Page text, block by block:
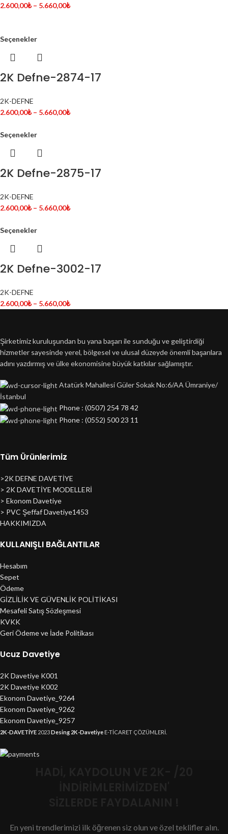
2.600,00₺ – 5.660,00₺
Seçenekler
2K Defne-2874-17
2K-DEFNE
2.600,00₺ – 5.660,00₺
Seçenekler
2K Defne-2875-17
2K-DEFNE
2.600,00₺ – 5.660,00₺
Seçenekler
2K Defne-3002-17
2K-DEFNE
2.600,00₺ – 5.660,00₺
Şirketimiz kuruluşundan bu yana başarı ile sunduğu ve geliştirdiği
hizmetler sayesinde yerel, bölgesel ve ulusal düzeyde önemli başarılara
adını yazdırmış ve ülke ekonomisine büyük katkılar sağlamıştır.
Atatürk Mahallesi Güler Sokak No:6/AA Ümraniye/
İstanbul
Phone : (0507) 254 78 42
Phone : (0552) 500 23 11
Tüm Ürünlerimiz
>2K DEFNE DAVETİYE
> 2K DAVETİYE MODELLERİ
> Ekonom Davetiye
> PVC Şeffaf Davetiye1453
HAKKIMIZDA
KULLANIŞLI BAĞLANTILAR
Hesabım
Sepet
Ödeme
GİZLİLİK VE GÜVENLİK POLİTİKASI
Mesafeli Satış Sözleşmesi
KVKK
Geri Ödeme ve İade Politikası
Ucuz Davetiye
2K Davetiye K001
2K Davetiye K002
Ekonom Davetiye_9264
Ekonom Davetiye_9262
Ekonom Davetiye_9257
2K-DAVETİYE 2023Desing 2K-Davetiye E-TİCARET ÇÖZÜMLERİ.
En yeni trendlerimizi ilk öğrenen siz olun ve özel teklifler alın.